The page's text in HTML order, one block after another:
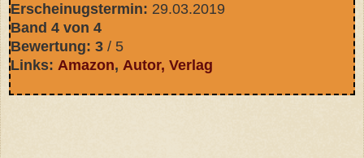
Erscheinugstermin: 29.03.2019
Band 4 von 4
Bewertung: 3 / 5
Links: Amazon, Autor, Verlag